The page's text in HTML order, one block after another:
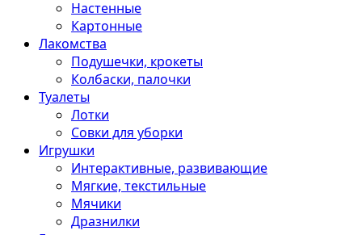
Настенные
Картонные
Лакомства
Подушечки, крокеты
Колбаски, палочки
Туалеты
Лотки
Совки для уборки
Игрушки
Интерактивные, развивающие
Мягкие, текстильные
Мячики
Дразнилки